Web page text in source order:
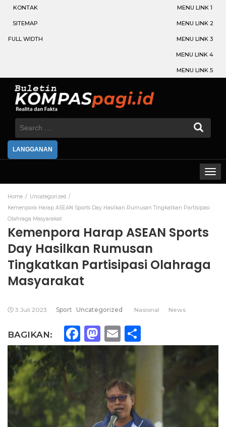
KONTAK
SITEMAP
FULL WIDTH
MENU LINK 1
MENU LINK 2
MENU LINK 3
MENU LINK 4
MENU LINK 5
Search
LANGGANAN
Home
Uncategorized
Kemenpora Harap ASEAN Sports Day Hasilkan Rumusan Tingkatkan Partisipasi
Olahraga Masyarakat
Kemenpora Harap ASEAN Sports
Day Hasilkan Rumusan
Tingkatkan Partisipasi Olahraga
Masyarakat
3 Juli 2023 Sport Uncategorized Nasional News
BAGIKAN: Facebook
Mastodon
Email